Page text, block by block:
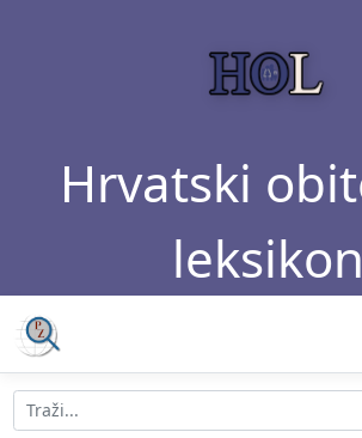
Hrvatski
leksikon